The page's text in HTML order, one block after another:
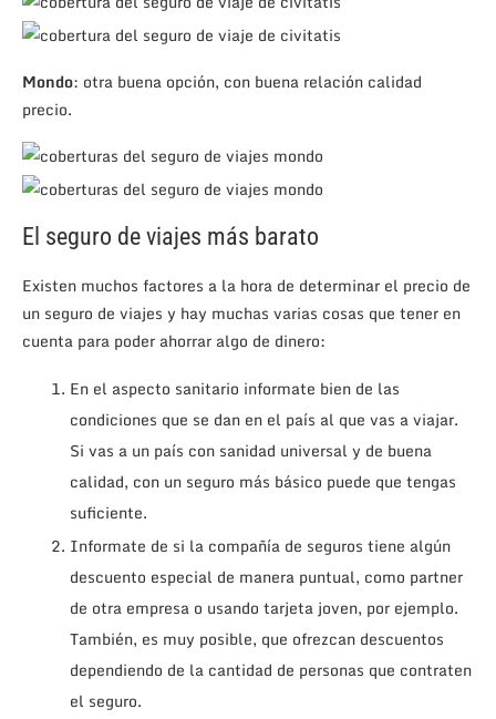
Mondo: otra buena opción, con buena relación calidad
precio.
El seguro de viajes más barato
Existen muchos factores a la hora de determinar el precio de
un seguro de viajes y hay muchas varias cosas que tener en
cuenta para poder ahorrar algo de dinero:
En el aspecto sanitario informate bien de las
condiciones que se dan en el país al que vas a viajar.
Si vas a un país con sanidad universal y de buena
calidad, con un seguro más básico puede que tengas
suficiente.
Informate de si la compañía de seguros tiene algún
descuento especial de manera puntual, como partner
de otra empresa o usando tarjeta joven, por ejemplo.
También, es muy posible, que ofrezcan descuentos
dependiendo de la cantidad de personas que contraten
el seguro.